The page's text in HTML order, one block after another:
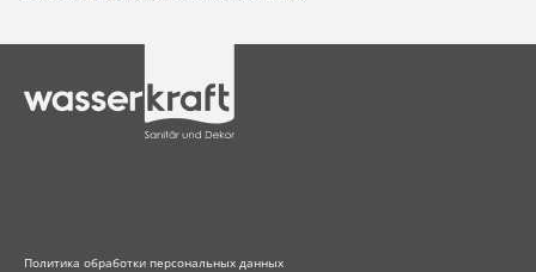
Политика обработки персональных данных